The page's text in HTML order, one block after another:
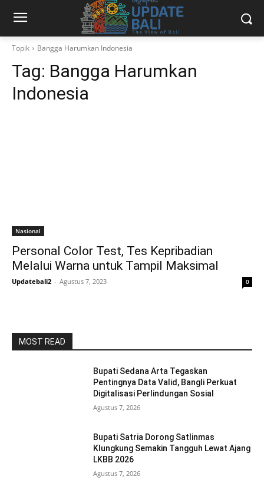
Topik Bangga Harumkan Indonesia
Tag: Bangga Harumkan
Indonesia
Nasional
Personal Color Test, Tes Kepribadian
Melalui Warna untuk Tampil Maksimal
Updatebali2 - Agustus 7, 2023 0
MOST READ
Bupati Sedana Arta Tegaskan
Pentingnya Data Valid, Bangli Perkuat
Digitalisasi Perlindungan Sosial
Agustus 7, 2026
Bupati Satria Dorong Satlinmas
Klungkung Semakin Tangguh Lewat Ajang
LKBB 2026
Agustus 7, 2026